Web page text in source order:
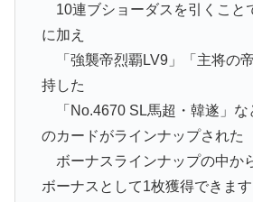
10連ブショーダスを引くこと
に加え
「強襲帝烈覇LV9」「主将の
持した
「No.4670 SL馬超・韓遂」な
のカードがラインナップされた
ボーナスラインナップの中か
ボーナスとして1枚獲得できます